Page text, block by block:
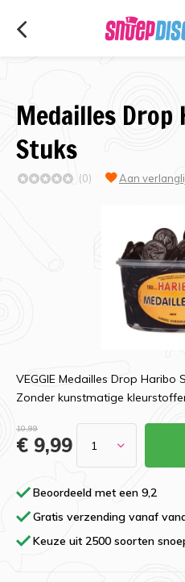
Medailles Drop
Stuks
(0) Aan
VEGGIE Medailles Drop Haribo
Zonder kunstmatige
10,99
€ 9,99
Beoordeeld met een 9,2
Gratis verzending vanaf
Keuze uit 2500 soorten